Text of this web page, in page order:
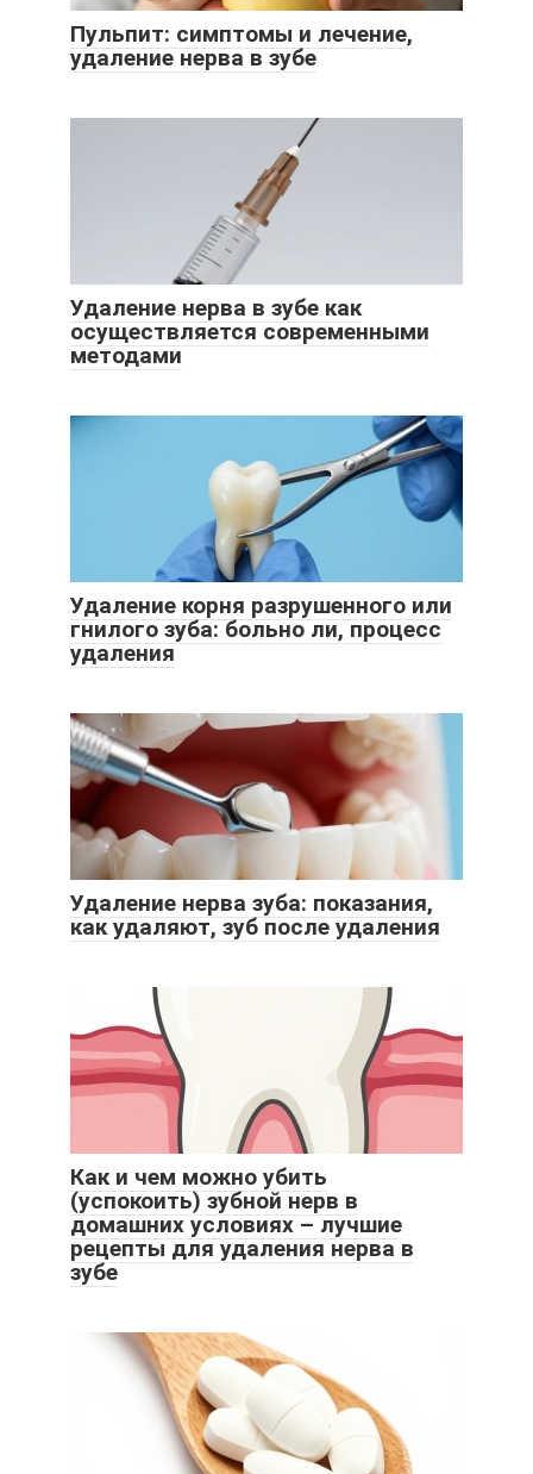
Пульпит: симптомы и лечение,
удаление нерва в зубе
Удаление нерва в зубе как
осуществляется современными
методами
Удаление корня разрушенного или
гнилого зуба: больно ли, процесс
удаления
Удаление нерва зуба: показания,
как удаляют, зуб после удаления
Как и чем можно убить
(успокоить) зубной нерв в
домашних условиях – лучшие
рецепты для удаления нерва в
зубе